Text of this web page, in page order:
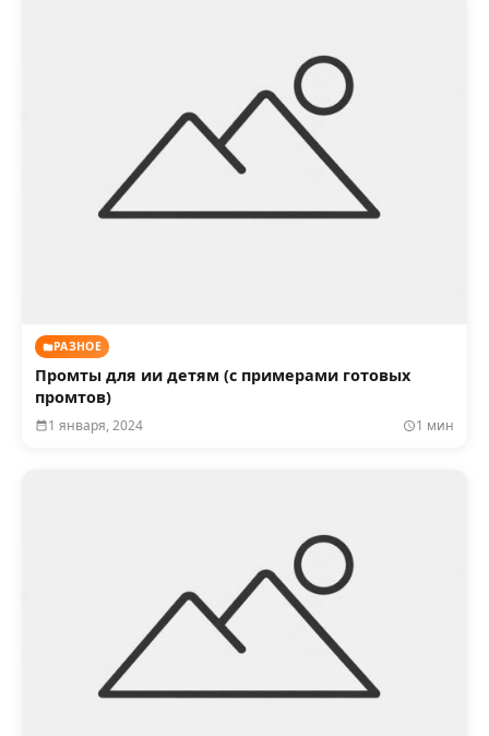
РАЗНОЕ
Промты для ии детям (с примерами готовых
промтов)
1 января, 2024 1 мин